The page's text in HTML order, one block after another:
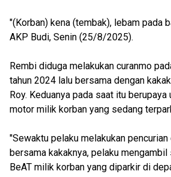
"(Korban) kena (tembak), lebam pada
AKP Budi, Senin (25/8/2025).
Rembi diduga melakukan curanmo
tahun 2024 lalu bersama dengan
Roy. Keduanya pada saat itu
motor milik korban yang sedang
"Sewaktu pelaku melakukan
bersama kakaknya, pelaku
BeAT milik korban yang diparkir di